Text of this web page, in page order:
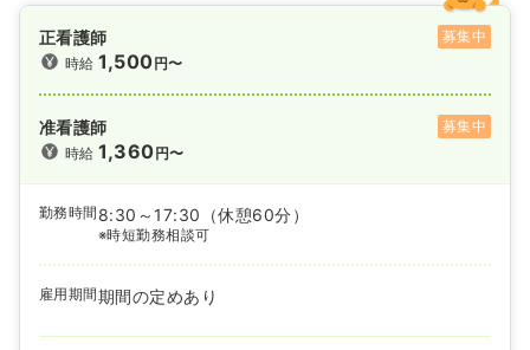
正看護師
募集中
時給1,500円〜
准看護師
募集中
時給1,360円〜
勤務時間 8:30～17:30 （休憩60分）
※時短勤務相談可
雇用期間期間の定めあり